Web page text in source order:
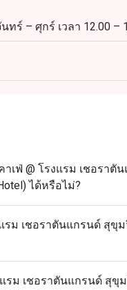
ร์ – ศุกร์ เวลา 12.00 –
าน
ร์ เวลา 12.00 – 15.00 น.
าน
ท่าน
นั้น ไม่สามารถใช้ได้กับเ
ฟ่ @ โรงแรม เชอราตั
ได้หรือไม่?
ม เชอราตันแกรนด์ สุขุม
ม เชอราตันแกรนด์ สุขุม